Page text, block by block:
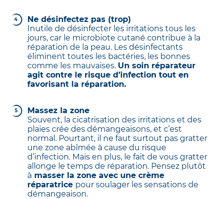
d’éléments nutritifs. La priorité est d’accélérer
la cicatrisation et d’éviter les cicatrices.
Hydratez la zoneavec une crème réparatrice.
Celle-ci va créer une barrière légère entre la
peau et l’air.
entre le corps et l’environnement. La solution :
un soin à la texture épaisse qui ne laisse pas
passer l’air. On parle de pommade ou de
pansement occlusif qui protège totalement la
zone abîmée des agressions extérieures,
chocs ou bactéries.
Ne désinfectez pas (trop)
Inutile de désinfecter les irritations tous les
jours, car le microbiote cutané contribue à la
réparation de la peau. Les désinfectants
éliminent toutes les bactéries, les bonnes
comme les mauvaises. Un soin réparateur
agit contre le risque d’infection tout en
favorisant la réparation.
Massez la zone
Souvent, la cicatrisation des irritations et des
plaies crée des démangeaisons, et c’est
normal. Pourtant, il ne faut surtout pas gratter
une zone abîmée à cause du risque
d’infection. Mais en plus, le fait de vous gratter
allonge le temps de réparation. Pensez plutôt
à masser la zone avec une crème
réparatrice pour soulager les sensations de
démangeaison.